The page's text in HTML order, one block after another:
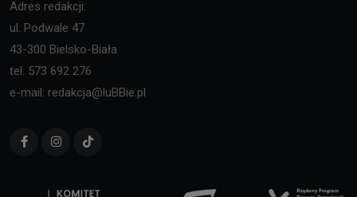
Adres redakcji:
ul. Podwale 47
43-300 Bielsko-Biała
tel. 573 692 276
e-mail: redakcja@luBBie.pl